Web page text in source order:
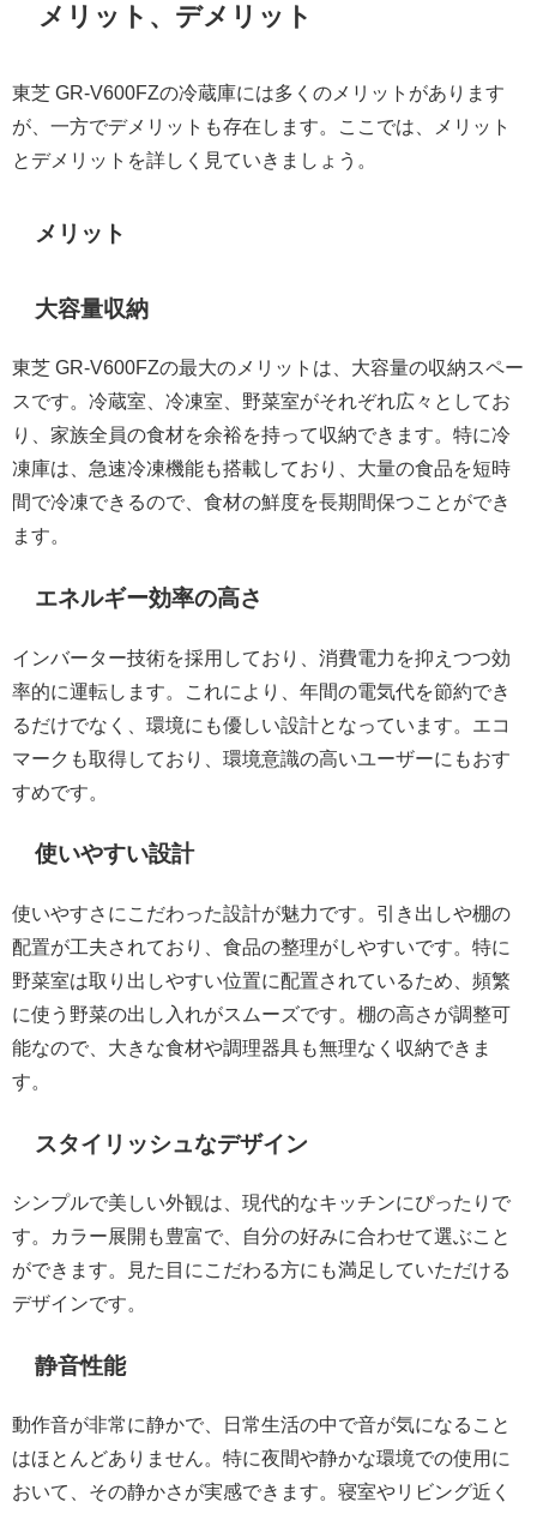
メリット、デメリット
東芝 GR-V600FZの冷蔵庫には多くのメリットがあります
が、一方でデメリットも存在します。ここでは、メリット
とデメリットを詳しく見ていきましょう。
メリット
大容量収納
東芝 GR-V600FZの最大のメリットは、大容量の収納スペー
スです。冷蔵室、冷凍室、野菜室がそれぞれ広々としてお
り、家族全員の食材を余裕を持って収納できます。特に冷
凍庫は、急速冷凍機能も搭載しており、大量の食品を短時
間で冷凍できるので、食材の鮮度を長期間保つことができ
ます。
エネルギー効率の高さ
インバーター技術を採用しており、消費電力を抑えつつ効
率的に運転します。これにより、年間の電気代を節約でき
るだけでなく、環境にも優しい設計となっています。エコ
マークも取得しており、環境意識の高いユーザーにもおす
すめです。
使いやすい設計
使いやすさにこだわった設計が魅力です。引き出しや棚の
配置が工夫されており、食品の整理がしやすいです。特に
野菜室は取り出しやすい位置に配置されているため、頻繁
に使う野菜の出し入れがスムーズです。棚の高さが調整可
能なので、大きな食材や調理器具も無理なく収納できま
す。
スタイリッシュなデザイン
シンプルで美しい外観は、現代的なキッチンにぴったりで
す。カラー展開も豊富で、自分の好みに合わせて選ぶこと
ができます。見た目にこだわる方にも満足していただける
デザインです。
静音性能
動作音が非常に静かで、日常生活の中で音が気になること
はほとんどありません。特に夜間や静かな環境での使用に
おいて、その静かさが実感できます。寝室やリビング近く